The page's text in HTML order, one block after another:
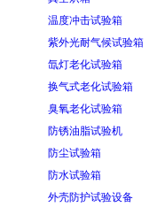
温度冲击试验箱
紫外光耐气候试验箱
氙灯老化试验箱
换气式老化试验箱
臭氧老化试验箱
防锈油脂试验机
防尘试验箱
防水试验箱
外壳防护试验设备